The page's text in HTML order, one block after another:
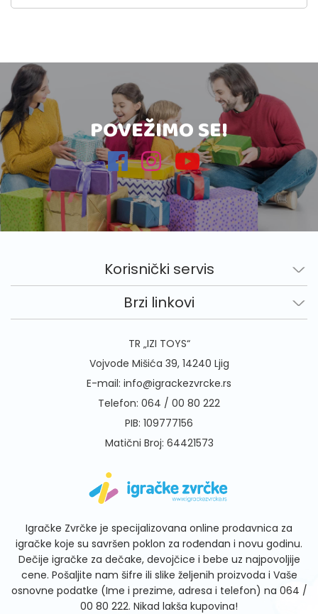
POVEŽIMO SE!
Korisnički servis
Brzi linkovi
TR „IZI TOYS“
Vojvode Mišića 39, 14240 Ljig
E-mail: info@igrackezvrcke.rs
Telefon: 064 / 00 80 222
PIB: 109777156
Matični Broj: 64421573
Igračke Zvrčke je specijalizovana online prodavnica za
igračke koje su savršen poklon za rođendan i novu godinu.
Dečije igračke za dečake, devojčice i bebe uz najpovoljije
cene. Pošaljite nam šifre ili slike željenih proizvoda i Vaše
osnovne podatke (Ime i prezime, adresa i telefon) na 064 /
00 80 222. Nikad lakša kupovina!